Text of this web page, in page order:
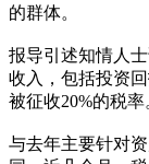
的群体。
报导引述知情人
收入，包括投资
被征收20%的税率
与去年主要针对